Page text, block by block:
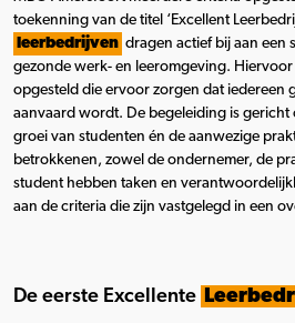
toekenning van de titel ‘Excellent
leerbedrijven dragen actief bij aan een
gezonde werk- en leeromgeving.
opgesteld die ervoor zorgen dat iedereen
aanvaard wordt. De begeleiding is gericht
groei van studenten én de aanwezige
betrokkenen, zowel de ondernemer, de
student hebben taken en
aan de criteria die zijn vastgelegd in een
De eerste Excellente